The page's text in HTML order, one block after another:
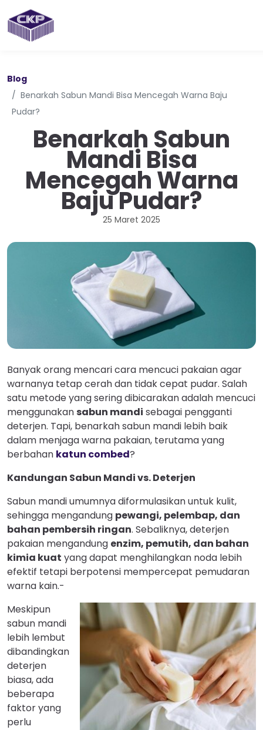
Blog
Benarkah Sabun Mandi Bisa Mencegah Warna Baju
Pudar?
Benarkah Sabun
Mandi Bisa
Mencegah Warna
Baju Pudar?
25 Maret 2025
Banyak orang mencari cara mencuci pakaian agar
warnanya tetap cerah dan tidak cepat pudar. Salah
satu metode yang sering dibicarakan adalah mencuci
menggunakan sabun mandi sebagai pengganti
deterjen. Tapi, benarkah sabun mandi lebih baik
dalam menjaga warna pakaian, terutama yang
berbahan katun combed?
Kandungan Sabun Mandi vs. Deterjen
Sabun mandi umumnya diformulasikan untuk kulit,
sehingga mengandung pewangi, pelembap, dan
bahan pembersih ringan. Sebaliknya, deterjen
pakaian mengandung enzim, pemutih, dan bahan
kimia kuat yang dapat menghilangkan noda lebih
efektif tetapi berpotensi mempercepat pemudaran
warna kain.-
Meskipun
sabun mandi
lebih lembut
dibandingkan
deterjen
biasa, ada
beberapa
faktor yang
perlu